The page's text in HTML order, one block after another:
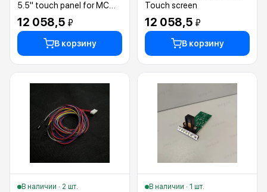
5.5" touch panel for MC
and MKU cutter
12 058,5 ₽
В корзину
Touch screen
12 058,5 ₽
В корзину
В наличии · 2 шт. В наличии · 1 шт.